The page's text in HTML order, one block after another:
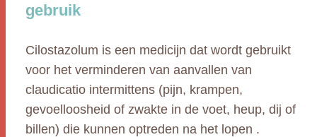
gebruik
Cilostazolum is een medicijn dat wordt gebruikt
voor het verminderen van aanvallen van
claudicatio intermittens (pijn, krampen,
gevoelloosheid of zwakte in de voet, heup, dij of
billen) die kunnen optreden na het lopen .